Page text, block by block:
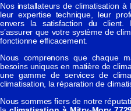
Nos installateurs de climatisation
leur expertise technique, leur
envers la satisfaction du client.
s’assurer que votre système de
fonctionne efficacement.
Nous comprenons que chaque
besoins uniques en matière de
une gamme de services de
climatisation, la réparation de
Nous sommes fiers de notre